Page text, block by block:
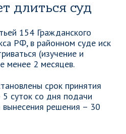
длиться суд
154 Гражданского
РФ, в районном суде иск
(изучение и
менее 2 месяцев.
срок принятия
суток со дня подачи
решения – 30